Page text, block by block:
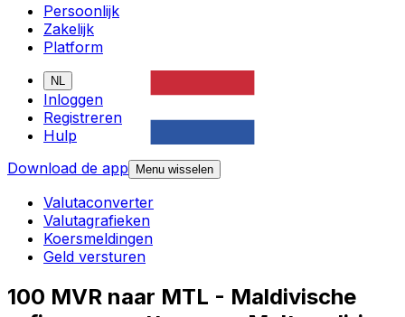
Persoonlijk
Zakelijk
Platform
NL
Inloggen
Registreren
Hulp
Download de app
Menu wisselen
Valutaconverter
Valutagrafieken
Koersmeldingen
Geld versturen
100 MVR naar MTL - Maldivische